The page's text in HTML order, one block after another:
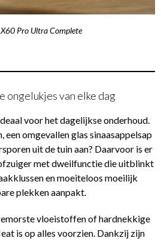
Pro Ultra Complete
ongelukjes van elke dag
voor het dagelijkse onderhoud.
een omgevallen glas sinaasappelsap
uit de tuin aan? Daarvoor is er
met dweilfunctie die uitblinkt
en moeiteloos moeilijk
plekken aanpakt.
vloeistoffen of hardnekkige
is op alles voorzien. Dankzij zijn